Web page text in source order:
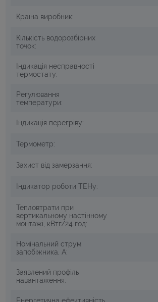
Країна виробник:
Кількість водорозбірних
точок:
Індикація несправності
термостату:
Регулювання
температури:
Індикація перегріву:
Термометр:
Захист від замерзання:
Індикатор роботи ТЕНу:
Тепловтрати при
вертикальному настінному
монтажі, кВтг/24 год:
Номінальний струм
запобіжника, A:
Заявлений профіль
навантаження: